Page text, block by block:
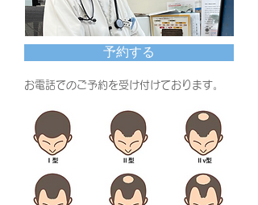
予約する
お電話でのご予約を受け付けております。